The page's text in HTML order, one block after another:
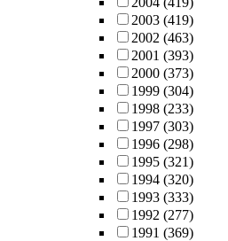
2003 (419)
2002 (463)
2001 (393)
2000 (373)
1999 (304)
1998 (233)
1997 (303)
1996 (298)
1995 (321)
1994 (320)
1993 (333)
1992 (277)
1991 (369)